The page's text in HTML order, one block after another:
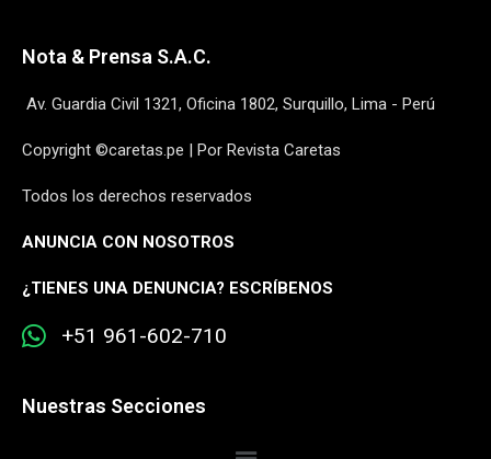
Nota & Prensa S.A.C.
Av. Guardia Civil 1321, Oficina 1802, Surquillo, Lima - Perú
Copyright ©caretas.pe | Por Revista Caretas
Todos los derechos reservados
ANUNCIA CON NOSOTROS
¿TIENES UNA DENUNCIA? ESCRÍBENOS
+51 961-602-710
Nuestras Secciones